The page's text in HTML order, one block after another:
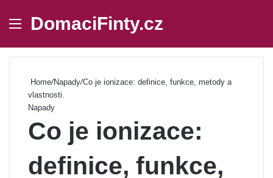
Menu
DomaciFinty.cz
Home/Napady/Co je ionizace: definice, funkce, metody a
vlastnosti.
Napady
Co je ionizace:
definice, funkce,